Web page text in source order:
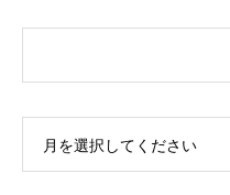
月を選択してください